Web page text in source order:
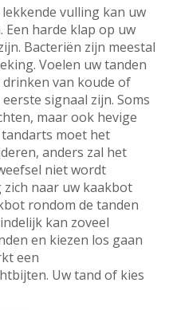
vulling kan uw
harde klap op uw
Bacteriën zijn meestal
Voelen uw tanden
van koude of
signaal zijn. Soms
maar ook hevige
moet het
anders zal het
niet wordt
naar uw kaakbot
rondom de tanden
kan zoveel
en kiezen los gaan
een
Uw tand of kies